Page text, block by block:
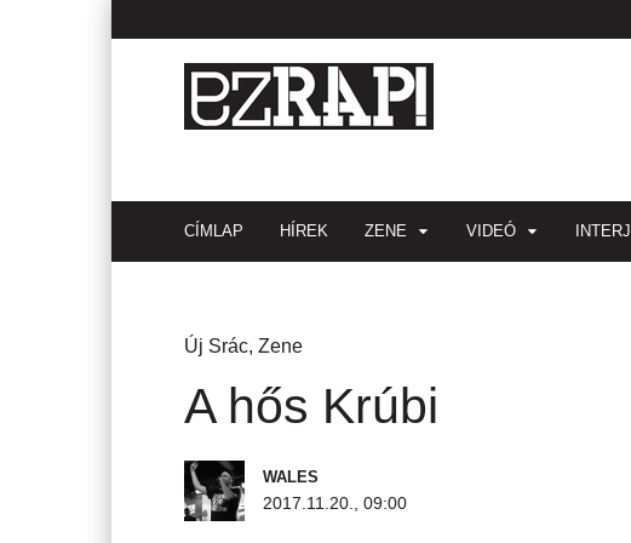
CÍMLAP HÍREK ZENE VIDEÓ
Új Srác, Zene
A hős Krúbi
WALES
2017.11.20., 09:00